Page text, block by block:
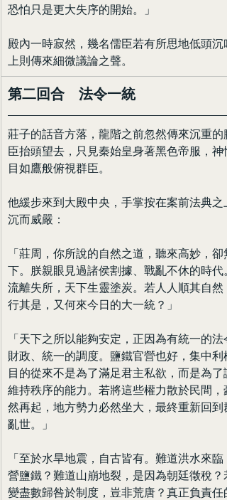
恐怕只是更大失序的開始。」
殿內一時寂然，幾名儒臣若有所思地低頭沉
上則傳來細微議論之聲。
第二回合　法令一統
莊子的話音方落，龍階之前忽然傳來沉重的
臣抬頭望去，只見秦始皇身著黑色帝服，神
目如鷹般俯視群臣。
他緩步來到大殿中央，手掌按在案前法典之
沉而威嚴：
「莊周，你所說的自然之道，聽來高妙，卻
下。朕親眼見過諸侯割據、戰亂不休的時代
流離失所，天下生靈塗炭。若人人順其自然
行其是，又何來今日的大一統？」
「天下之所以能夠安定，正因為有統一的法
財政、統一的調度。鹽鐵官營也好，集中利
目的從來不是為了滿足君主私欲，而是為了
維持秩序的能力。若將這些權力散於民間，
然再起，地方勢力必然坐大，最終重新回到
亂世。」
「至於水旱地震，自古皆有。難道洪水來臨
營鹽鐵？難道山崩地裂，是因為朝廷徵稅？
變盡數歸咎於制度，豈非荒唐？真正負責任